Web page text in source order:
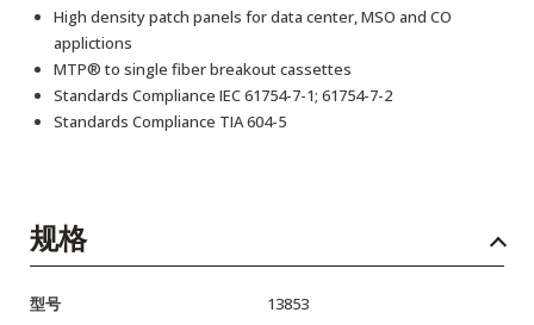
High density patch panels for data center, MSO and CO
applictions
MTP® to single fiber breakout cassettes
Standards Compliance IEC 61754-7-1; 61754-7-2
Standards Compliance TIA 604-5
规格
型号 13853